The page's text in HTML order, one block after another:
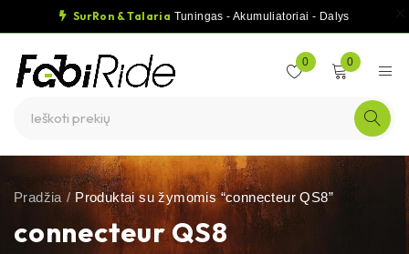
SurRon & Talaria Tuningas - Akumuliatoriai - Dalys
0 0
connecteur QS8
Pradžia / Produktai su žymomis “connecteur QS8”